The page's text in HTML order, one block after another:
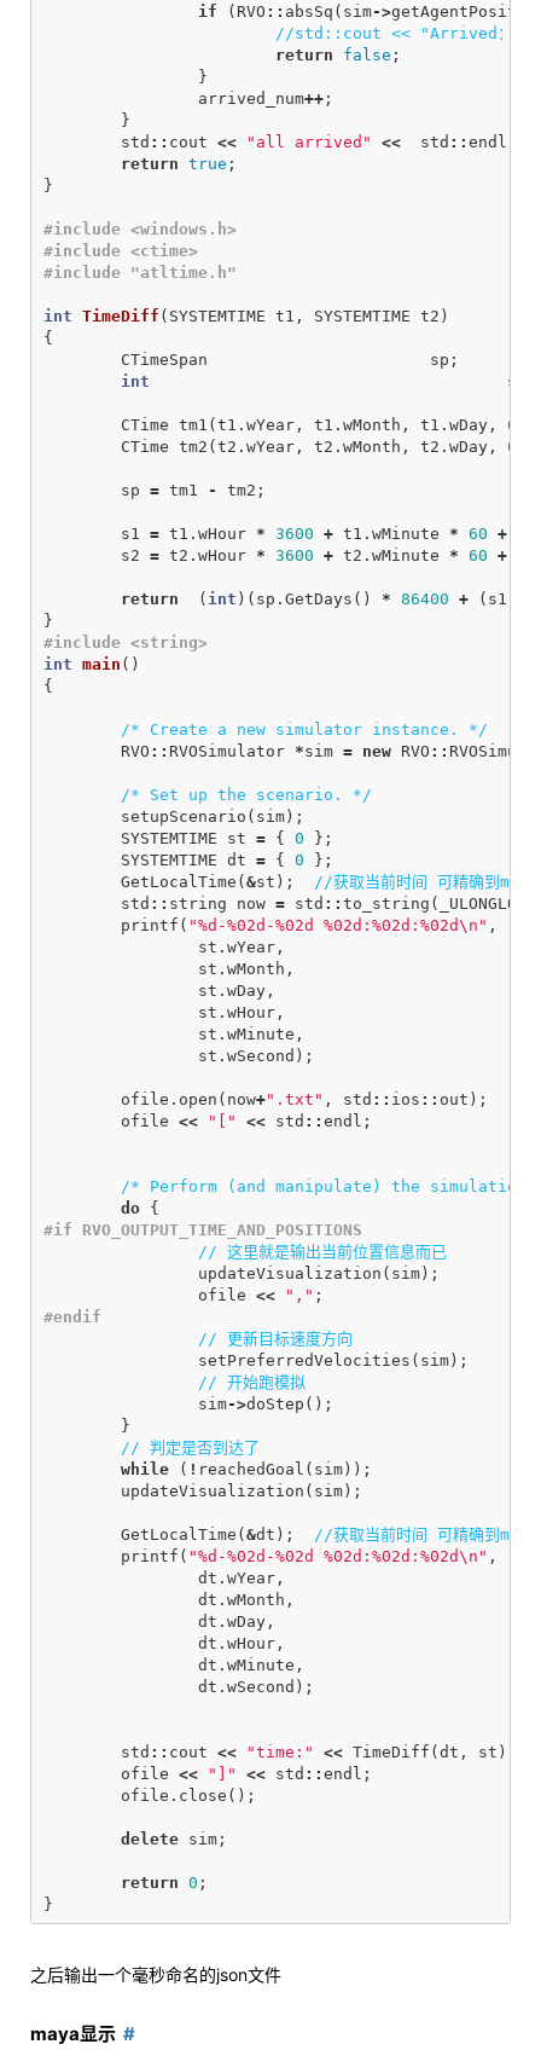
if
( RVO :: absSq ( sim->
//std::cout << "Arrived："
return
false ;
}
arrived_num++ ;
}
std :: cout << "all arrived" << std :: endl
return true ;
}
#include <windows.h>
#include <ctime>
int TimeDiff ( SYSTEMTIME t1 , SYSTEMTIME t2 )
{
CTimeSpan
sp ;
int
s1
CTime tm1 ( t1 . wYear , t1 . wMonth , t1 . wDay , 0
CTime tm2 ( t2 . wYear , t2 . wMonth , t2 . wDay , 0
sp = tm1 - tm2 ;
s1 = t1 . wHour * 3600 + t1 . wMinute * 60 +
s2 = t2 . wHour * 3600 + t2 . wMinute * 60 +
return ( int )( sp . GetDays () * 86400 + ( s1
}
int main ()
{
/* Create a new simulator instance. */
RVO :: RVOSimulator *sim = new RVO ::
/* Set up the scenario. */
setupScenario ( sim );
SYSTEMTIME
st = { 0
};
SYSTEMTIME dt = { 0
};
GetLocalTime ( &st );
//获取当前时间 可精确到ms
std :: string now = std :: to_string ( _ULONGLONG
printf ( "%d-%02d-%02d %02d:%02d:%02d\n " ,
st . wYear ,
st . wMonth ,
st . wDay ,
st . wHour ,
st . wMinute ,
st . wSecond );
ofile . open ( now+".txt" , std :: ios :: out );
ofile << "[" << std :: endl ;
/* Perform (and manipulate) the
do {
// 这里就是输出当前位置信息而已
updateVisualization ( sim );
ofile << "," ;
// 更新目标速度方向
setPreferredVelocities ( sim );
// 开始跑模拟
sim->doStep ();
}
// 判定是否到达了
while
( ! reachedGoal ( sim ));
updateVisualization ( sim );
GetLocalTime ( &dt );
//获取当前时间 可精确到ms
printf ( "%d-%02d-%02d %02d:%02d:%02d\n " ,
dt . wYear ,
dt . wMonth ,
dt . wDay ,
dt . wHour ,
dt . wMinute ,
dt . wSecond );
std :: cout << "time:" << TimeDiff ( dt , st )
ofile << "]" << std :: endl ;
ofile . close ();
delete sim ;
return 0 ;
}
之后输出一个毫秒命名的json文件
maya显示